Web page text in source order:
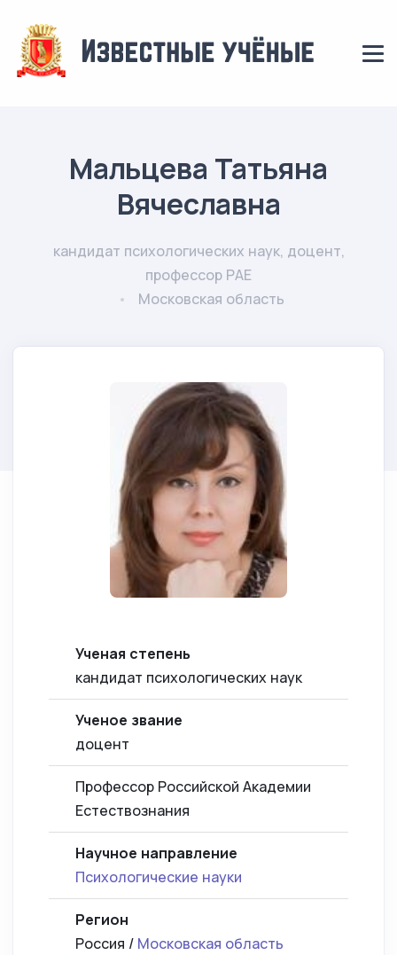
Мальцева Татьяна
Вячеславна
кандидат психологических наук, доцент,
профессор РАЕ
Московская область
Ученая степень
кандидат психологических наук
Ученое звание
доцент
Профессор Российской Академии
Естествознания
Научное направление
Психологические науки
Регион
Россия / Московская область